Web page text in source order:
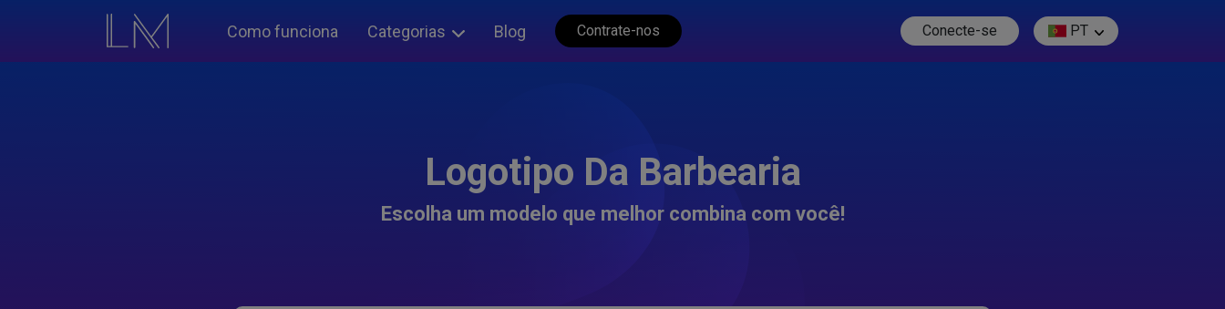
Como funciona Categorias Blog Contrate-nos Conecte-se PT
Logotipo Da Barbearia
Escolha um modelo que melhor combina com você!